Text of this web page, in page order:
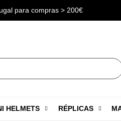
para compras > 200€
HELMETS RÉPLICAS